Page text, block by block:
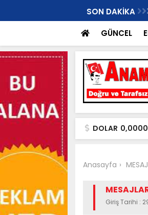
SON DAKİKA
Harekete Geçme Zamanı!"
GÜNCEL
DOLAR 0,0000
Anasayfa
Giriş Tarihi :